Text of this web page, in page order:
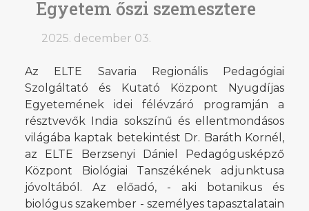
Egyetem őszi szemesztere
2025. december 03.
Az ELTE Savaria Regionális Pedagógiai
Szolgáltató és Kutató Központ Nyugdíjas
Egyetemének idei félévzáró programján a
résztvevők India sokszínű és ellentmondásos
világába kaptak betekintést Dr. Baráth Kornél,
az ELTE Berzsenyi Dániel Pedagógusképző
Központ Biológiai Tanszékének adjunktusa
jóvoltából. Az előadó, - aki botanikus és
biológus szakember - személyes tapasztalatain